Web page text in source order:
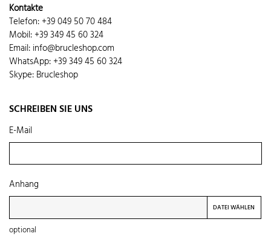
SCHREIBEN SIE UNS
E-Mail
Anhang
DATEI WÄHLEN
optional
Kontakte
Telefon: +39 049 50 70 484
Mobil: +39 349 45 60 324
Email: info@brucleshop.com
WhatsApp: +39 349 45 60 324
Skype: Brucleshop